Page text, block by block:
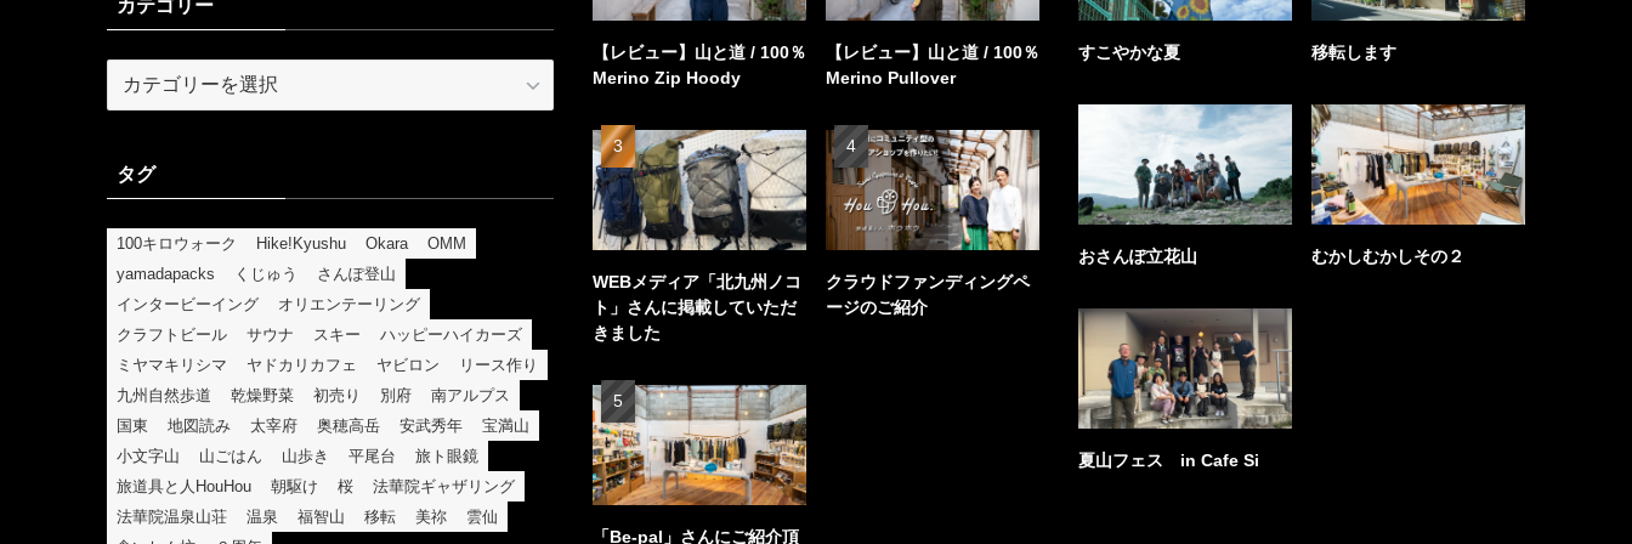
カテゴリー
テ
リ
ー
タグ
100キロウォーク Hike!Kyushu Okara
OMM
yamadapacks
くじゅう
さんぽ登山
インタービーイング
オリエンテーリング
クラフトビール
サウナ スキー
ハッピーハイカーズ
ミヤマキリシマ
ヤドカリカフェ ヤビロン
リース作り
九州自然歩道
乾燥野菜 初売り 別府
南アルプス
国東
地図読み 太宰府 奥穂高岳 安武秀年
宝満山
小文字山
山ごはん 山歩き 平尾台
旅ト眼鏡
旅道具と人HouHou
朝駆け 桜
法華院ギャザリング
法華院温泉山荘
温泉 福智山 移転 美祢
雲仙
【レビュー】山と道 / 100％
Merino Zip Hoody
【レビュー】山と道 / 100％
Merino Pullover
WEBメディア「北九州ノコ
ト」さんに掲載していただ
きました
クラウドファンディングペ
ージのご紹介
「Be-pal」さんにご紹介頂
すこやかな夏 移転します
おさんぽ立花山 むかしむかしその２
夏山フェス in Cafe Si